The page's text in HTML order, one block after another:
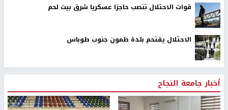
قوات الاحتلال تنصب حاجزا عسكريا شرق بيت لحم
الاحتلال يقتحم بلدة طمون جنوب طوباس
أخبار جامعة النجاح